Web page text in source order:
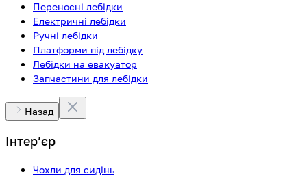
Переносні лебідки
Електричні лебідки
Ручні лебідки
Платформи під лебідку
Лебідки на евакуатор
Запчастини для лебідки
Назад
Інтерʼєр
Чохли для сидінь